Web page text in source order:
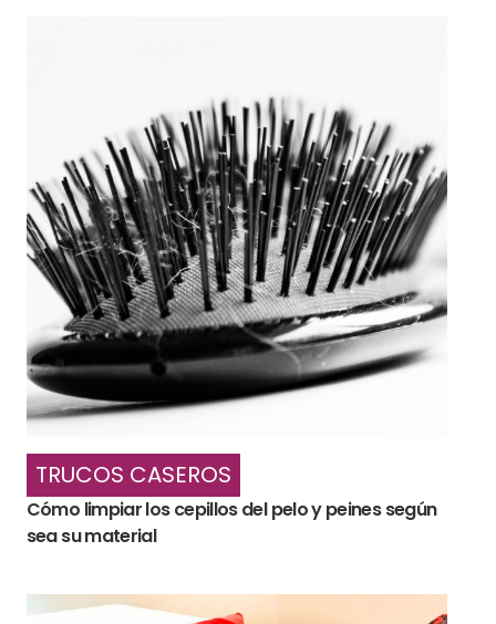
TRUCOS CASEROS
Cómo limpiar los cepillos del pelo y peines según
sea su material